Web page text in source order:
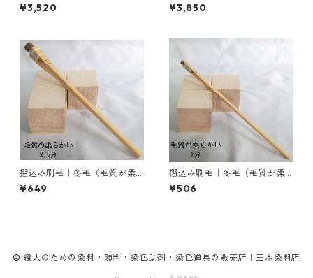
0g｜カゼネートPG
¥3,520
｜1kg｜ライトフィックスAコ
ンク
¥3,850
摺込み刷毛｜冬毛（毛質が柔
らかい）2.5分
¥649
摺込み刷毛｜冬毛（毛質が柔
らかい）1分
¥506
© 職人のための染料・顔料・染色助剤・染色道具の販売店｜三木染料店